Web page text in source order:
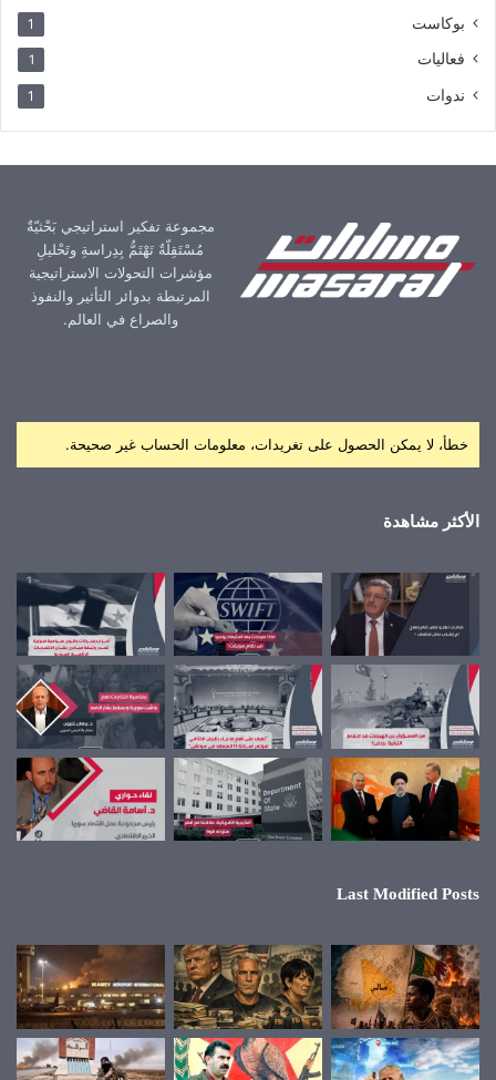
بوكاست 1
فعاليات 1
ندوات 1
مجموعة تفكير استراتيجي بَحْثيّةٌ
مُسْتَقِلّةٌ تَهْتَمُّ بِدِراسةِ وتَحْليلِ
مؤشرات التحولات الاستراتيجية
المرتبطة بدوائر التأثير والنفوذ
والصراع في العالم.
خطأ، لا يمكن الحصول على تغريدات، معلومات الحساب غير صحيحة.
الأكثر مشاهدة
Last Modified Posts